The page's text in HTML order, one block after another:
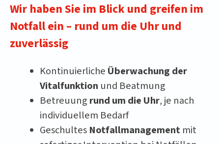
Wir haben Sie im Blick und greifen im
Notfall ein – rund um die Uhr und
zuverlässig
Kontinuierliche Überwachung der
Vitalfunktion und Beatmung
Betreuung rund um die Uhr, je nach
individuellem Bedarf
Geschultes Notfallmanagement mit